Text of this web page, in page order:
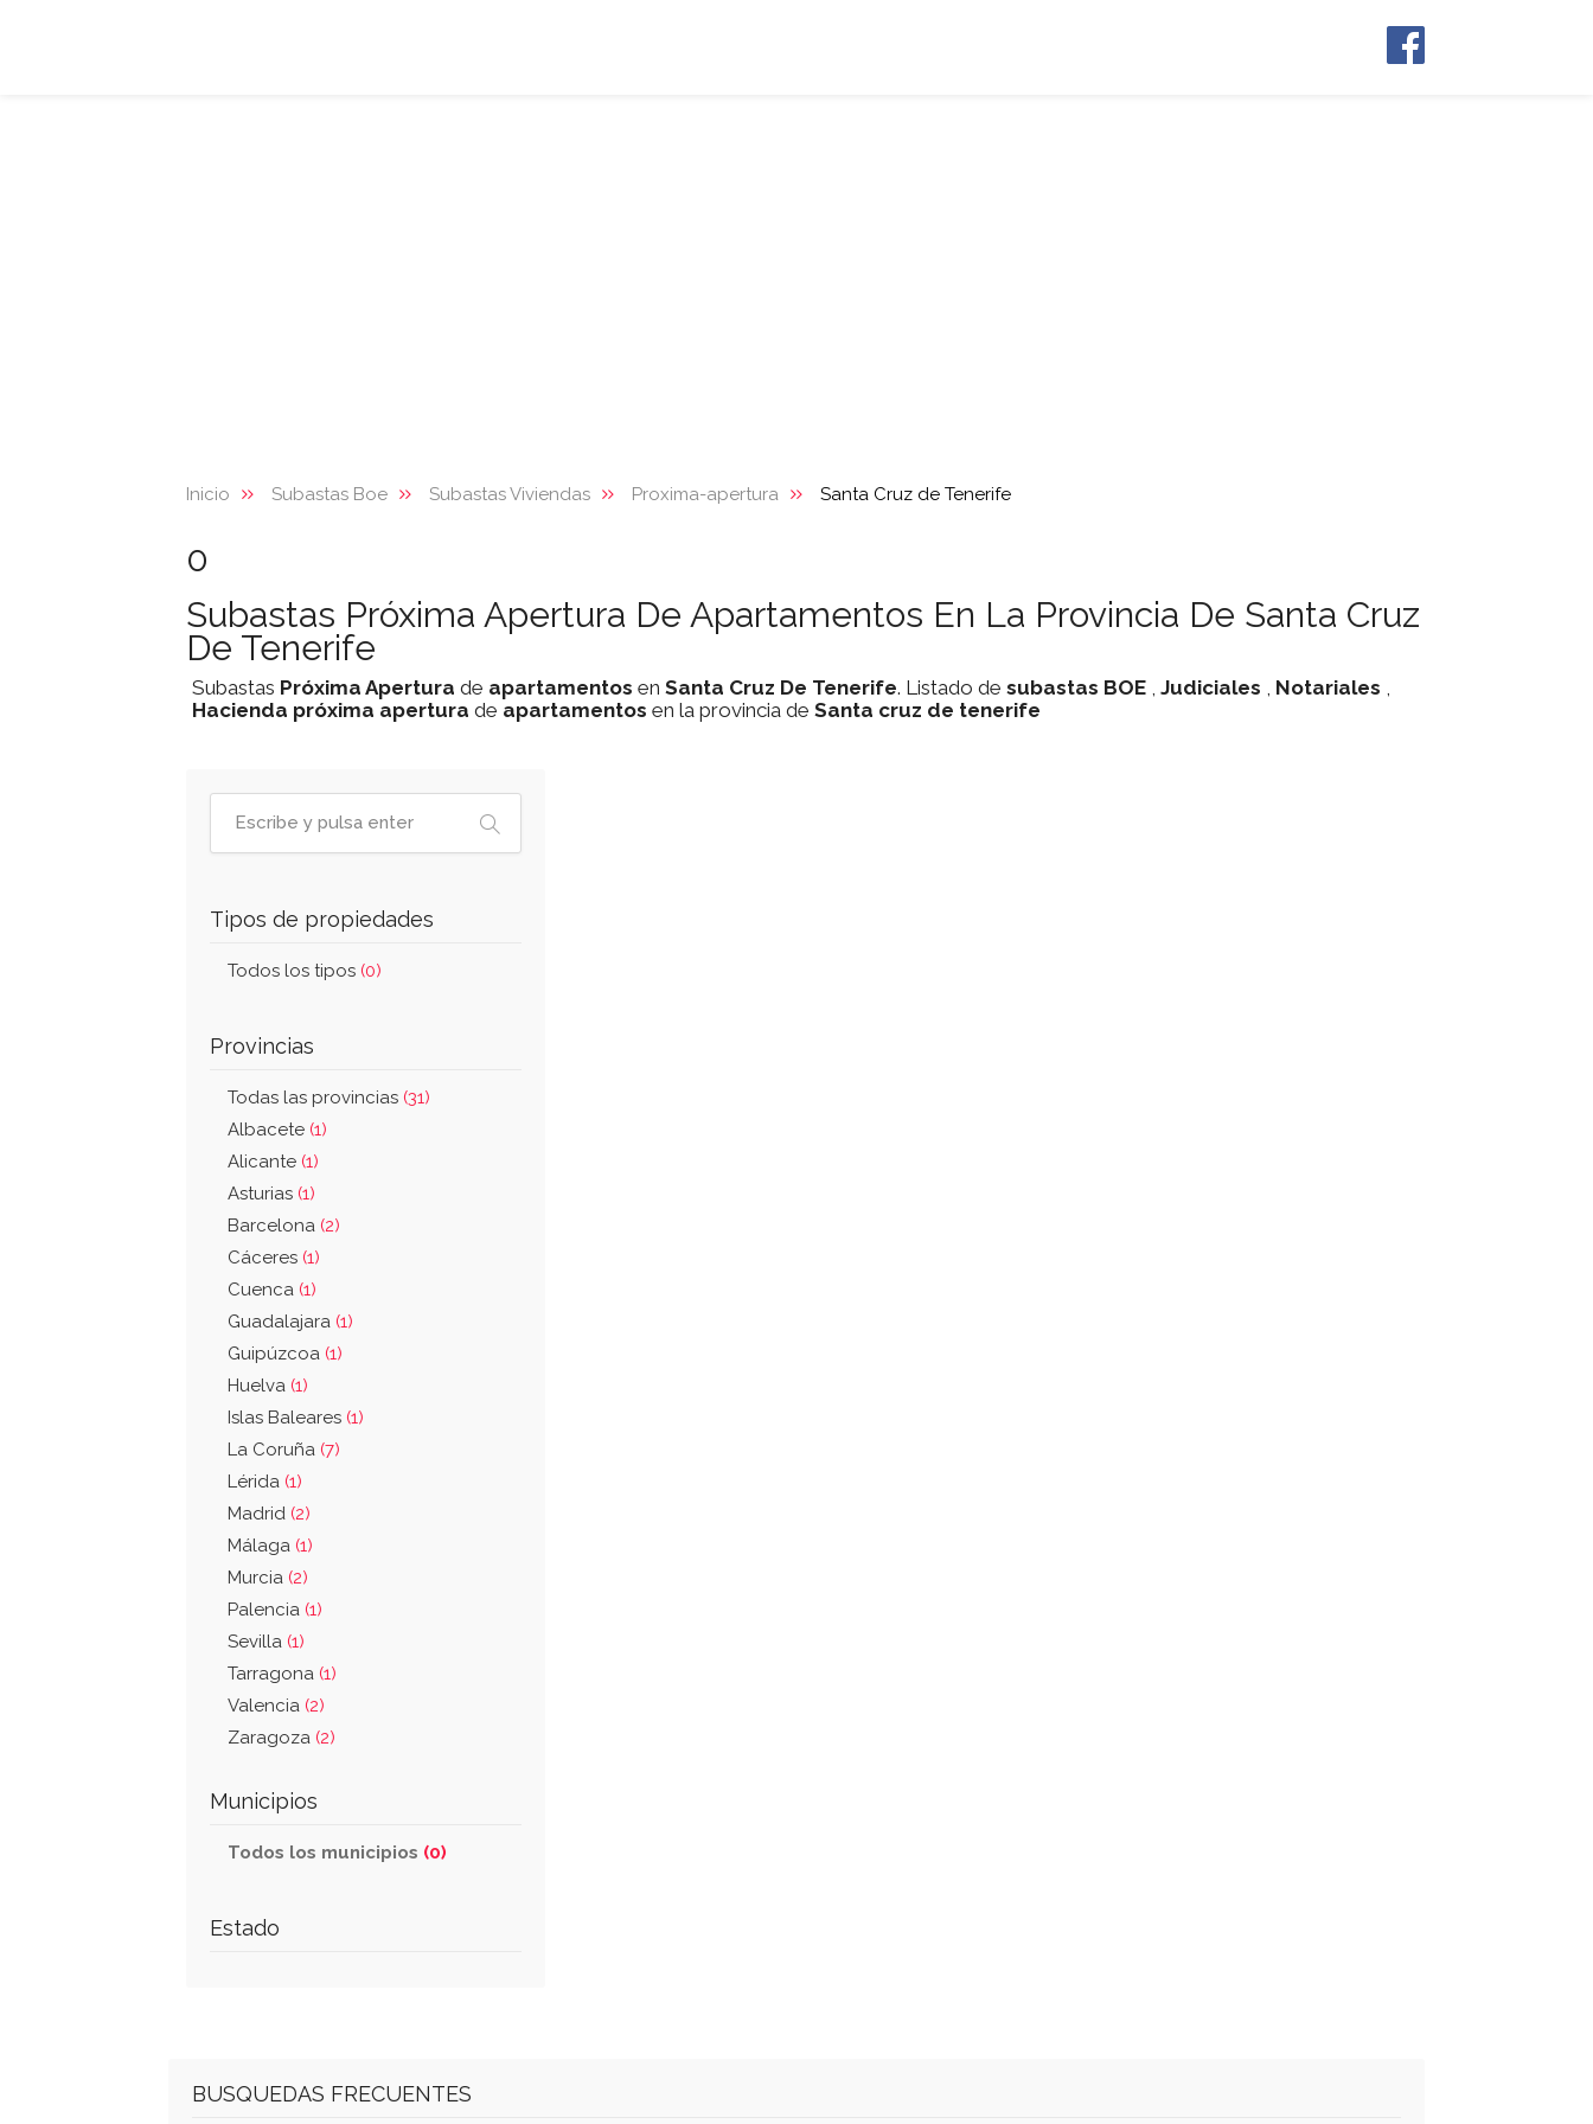
Inicio Subastas Boe Subastas Viviendas Proxima-apertura Santa Cruz de Tenerife
0
Subastas Próxima Apertura De Apartamentos En La Provincia De Santa Cruz
De Tenerife
Subastas Próxima Apertura de apartamentos en Santa Cruz De Tenerife. Listado de subastas BOE , Judiciales , Notariales ,
Hacienda próxima apertura de apartamentos en la provincia de Santa cruz de tenerife
Tipos de propiedades
Todos los tipos (0)
Provincias
Todas las provincias (31)
Albacete (1)
Alicante (1)
Asturias (1)
Barcelona (2)
Cáceres (1)
Cuenca (1)
Guadalajara (1)
Guipúzcoa (1)
Huelva (1)
Islas Baleares (1)
La Coruña (7)
Lérida (1)
Madrid (2)
Málaga (1)
Murcia (2)
Palencia (1)
Sevilla (1)
Tarragona (1)
Valencia (2)
Zaragoza (2)
Municipios
Todos los municipios (0)
Estado
BUSQUEDAS FRECUENTES